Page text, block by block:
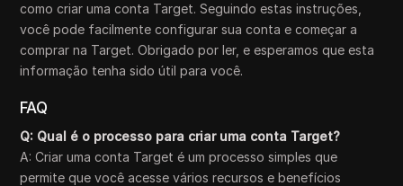
como criar uma conta Target. Seguindo estas instruções,
você pode facilmente configurar sua conta e começar a
comprar na Target. Obrigado por ler, e esperamos que esta
informação tenha sido útil para você.
FAQ
Q: Qual é o processo para criar uma conta Target?
A: Criar uma conta Target é um processo simples que
permite que você acesse vários recursos e benefícios